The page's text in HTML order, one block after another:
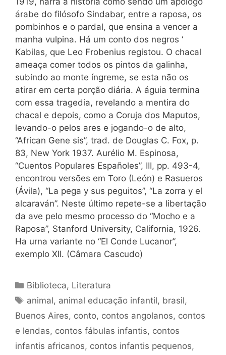
árabe do filósofo Sindabar, entre a raposa, os
pombinhos e o pardal, que ensina a vencer a
manha vulpina. Há um conto dos negros ‘
Kabilas, que Leo Frobenius registou. O chacal
ameaça comer todos os pintos da galinha,
subindo ao monte íngreme, se esta não os
atirar em certa porção diária. A águia termina
com essa tragedia, revelando a mentira do
chacal e depois, como a Coruja dos Maputos,
levando-o pelos ares e jogando-o de alto,
“African Gene sis”, trad. de Douglas C. Fox, p.
83, New York 1937. Aurélio M. Espinosa,
“Cuentos Populares Españoles”, III, pp. 493-4,
encontrou versões em Toro (León) e Rasueros
(Ávila), “La pega y sus peguitos”, “La zorra y el
alcaraván”. Neste último repete-se a libertação
da ave pelo mesmo processo do “Mocho e a
Raposa”, Stanford University, California, 1926.
Ha urna variante no “El Conde Lucanor”,
exemplo XII. (Câmara Cascudo)
Categorias
Biblioteca, Literatura
Tags
animal, animal educação infantil, brasil,
Buenos Aires, conto, contos angolanos, contos
e lendas, contos fábulas infantis, contos
infantis africanos, contos infantis pequenos,